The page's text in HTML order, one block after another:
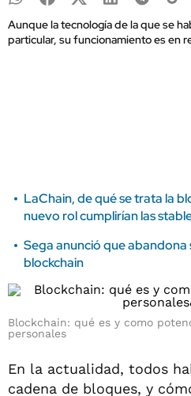
Aunque la tecnología de la que se
particular, su funcionamiento es en
LaChain, de qué se trata la
nuevo rol cumplirían las
Sega anunció que abandona
blockchain
Blockchain: qué es y como
personales
En la actualidad, todos
cadena de bloques, y